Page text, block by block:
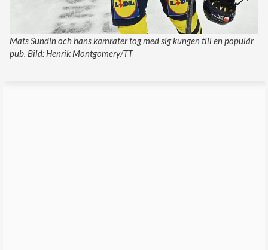
Mats Sundin och hans kamrater tog med sig kungen till en populär
pub. Bild: Henrik Montgomery/TT